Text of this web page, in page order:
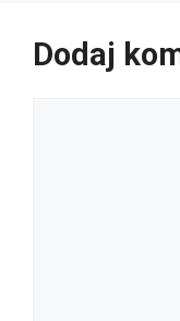
Dodaj